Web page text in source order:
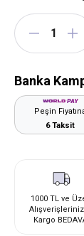
Banka
Peşin
6 Taksit
1000 TL ve
Kargo